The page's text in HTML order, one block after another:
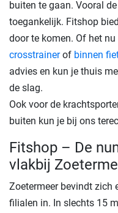
buiten te gaan. Vooral
toegankelijk. Fitshop
door te komen. Of het
crosstrainerof binnen
advies en kun je thuis
de slag.
Ook voor de
buiten kun je bij ons
Fitshop – De
vlakbij
Zoetermeer bevindt zich
filialen in. In slechts 15